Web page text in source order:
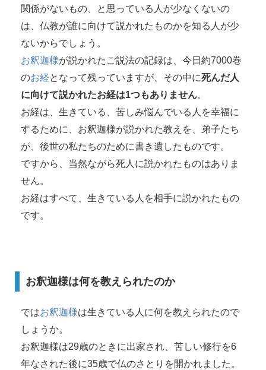
関係がないもの、と思っている人が少なくないの
は、仏教が誰に向けて説かれたものかを知る人が少
ないからでしょう。
お釈迦様が説かれたご説法の記録は、今日約7000巻
のお経となって残っていますが、その中に死んだ人
に向けて説かれたお経は1つもありません。
お経は、生きている、苦しみ悩んでいる人を幸福に
するために、お釈迦様が説かれた教えを、弟子たち
が、後世の私たちのために書き遺したものです。
ですから、当然ながら死人に説かれたものはありま
せん。
お経はすべて、生きている人を相手に説かれたもの
です。
お釈迦様は何を教えられたのか
ではお釈迦様は生きている人に何を教えられたので
しょうか。
お釈迦様は29歳のときに出家され、苦しい修行を6
年なされた後に35歳で仏のさとりを開かれました。